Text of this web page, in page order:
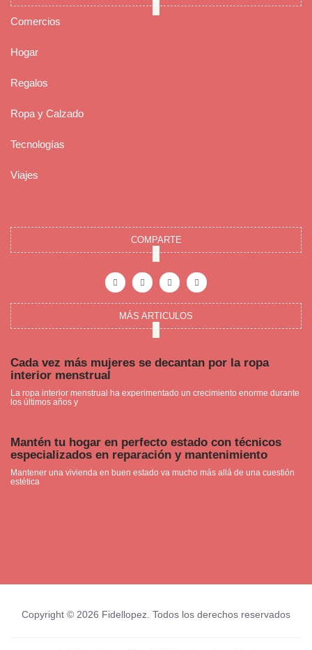
Comercios
Hogar
Regalos
Ropa y Calzado
Tecnologías
Viajes
COMPARTE
a
c
e
o
o
-
n
s
t
g
r
m
i
n
t
r
e
t
o
u
t
b
MÁS ARTICULOS
Cada vez más mujeres se decantan por la ropa
interior menstrual
La ropa interior menstrual ha experimentado un crecimiento enorme durante
los últimos años y
Mantén tu hogar en perfecto estado con técnicos
especializados en reparación y mantenimiento
Mantener una vivienda en buen estado va mucho más allá de una cuestión
estética
Copyright © 2026 Fidellopez. Todos los derechos reservados